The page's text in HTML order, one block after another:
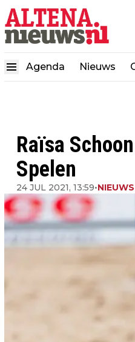
Agenda Nieuws
Raïsa
Spelen
24 JUL 2021, 13:59•NIEUWS